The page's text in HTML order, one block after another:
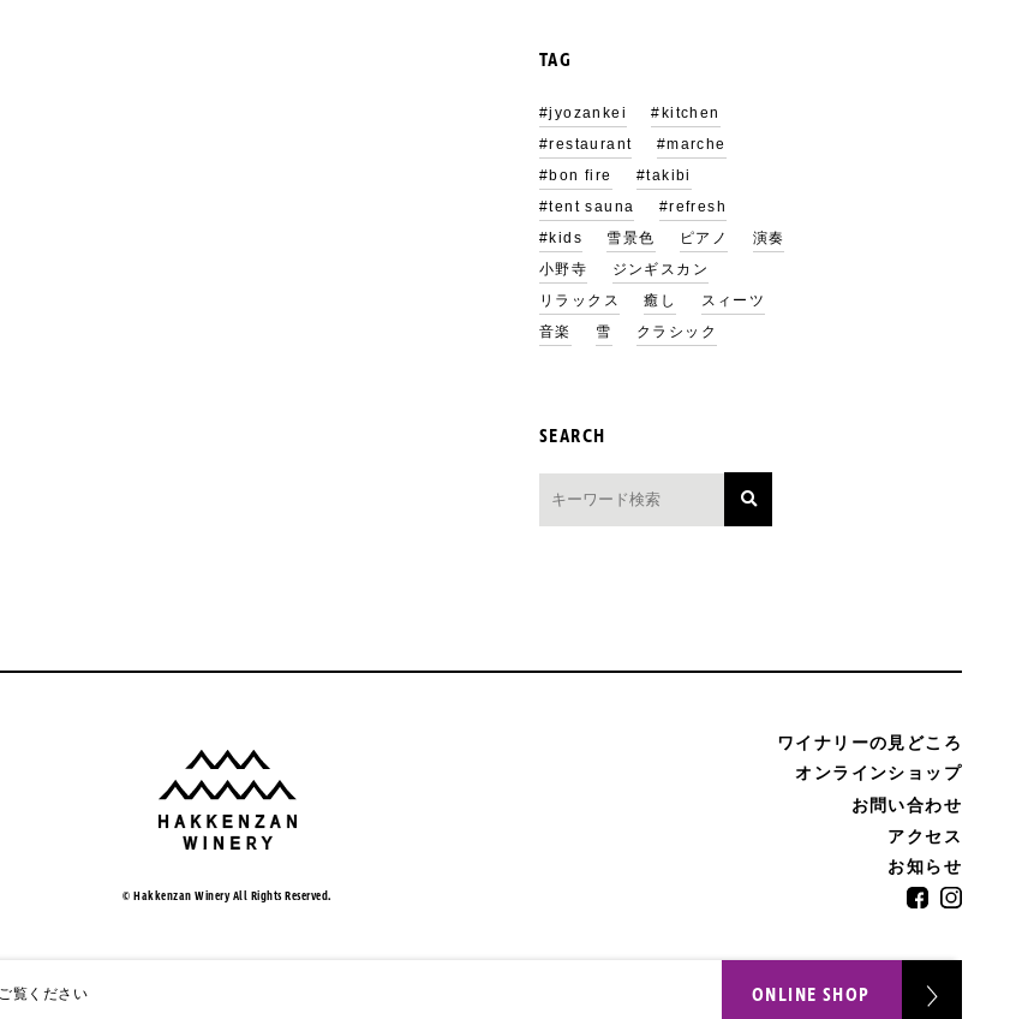
覧ください ONLINE SHOP
TAG
#jyozankei
#kitchen
#restaurant
#marche
#bon fire
#takibi
#tent sauna
#refresh
#kids
雪景色 ピアノ
演奏
小野寺
ジンギスカン
リラックス
癒し
スィーツ
音楽
雪 クラシック
SEARCH
ワイナリーの見どころ
オンラインショップ
お問い合わせ
アクセス
お知らせ
© Hakkenzan Winery All Rights Reserved.